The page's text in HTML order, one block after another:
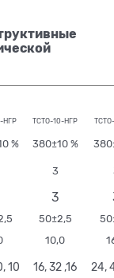
НГР ТСТО-10-НГР
% 380±10 %
3
3
50±2,5
10,0
10 16, 32 ,16
24,